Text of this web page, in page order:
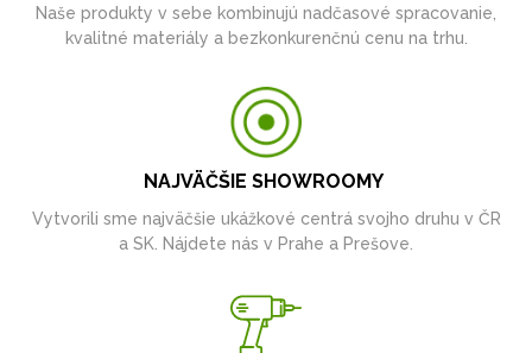
Naše produkty v sebe kombinujú nadčasové spracovanie,
kvalitné materiály a bezkonkurenčnú cenu na trhu.
NAJVÄČŠIE SHOWROOMY
Vytvorili sme najväčšie ukážkové centrá svojho druhu v ČR
a SK. Nájdete nás v Prahe a Prešove.